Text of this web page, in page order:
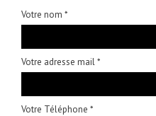
Votre nom *
Votre adresse mail *
Votre Téléphone *